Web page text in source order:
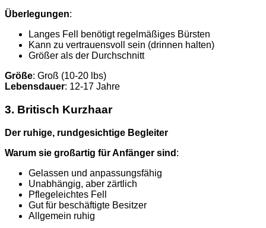
Überlegungen:
Langes Fell benötigt regelmäßiges Bürsten
Kann zu vertrauensvoll sein (drinnen halten)
Größer als der Durchschnitt
Größe: Groß (10-20 lbs)
Lebensdauer: 12-17 Jahre
3. Britisch Kurzhaar
Der ruhige, rundgesichtige Begleiter
Warum sie großartig für Anfänger sind :
Gelassen und anpassungsfähig
Unabhängig, aber zärtlich
Pflegeleichtes Fell
Gut für beschäftigte Besitzer
Allgemein ruhig